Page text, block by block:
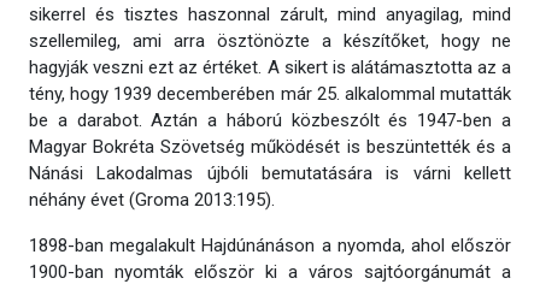
sikerrel és tisztes haszonnal zárult, mind anyagilag, mind
szellemileg, ami arra ösztönözte a készítőket, hogy ne
hagyják veszni ezt az értéket. A sikert is alátámasztotta az a
tény, hogy 1939 decemberében már 25. alkalommal mutatták
be a darabot. Aztán a háború közbeszólt és 1947-ben a
Magyar Bokréta Szövetség működését is beszüntették és a
Nánási Lakodalmas újbóli bemutatására is várni kellett
néhány évet (Groma 2013:195).
1898-ban megalakult Hajdúnánáson a nyomda, ahol először
1900-ban nyomták először ki a város sajtóorgánumát a